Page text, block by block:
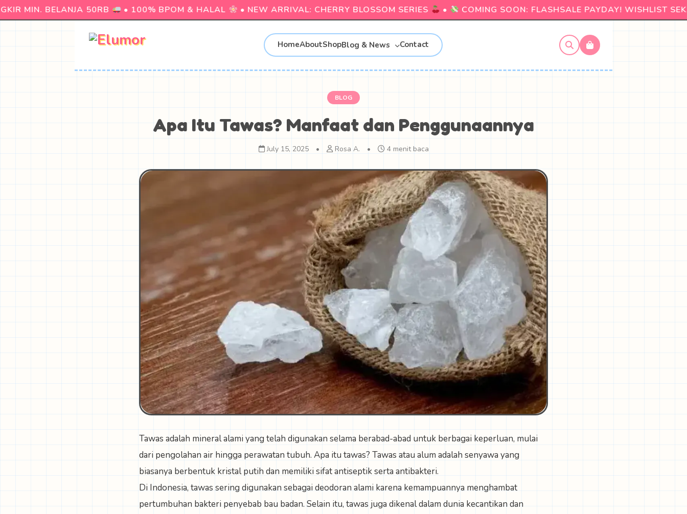
MIN. BELANJA 50RB • 100% BPOM & HALAL • NEW ARRIVAL: CHERRY BLOSSOM SERIES • COMING SOON: FLASHSALE PAYDAY! WISHLIST
HomeAboutShopBlog & News Contact
BLOG
Apa Itu Tawas? Manfaat dan Penggunaannya
July 15, 2025 • Rosa A. • 4 menit baca
Tawas adalah mineral alami yang telah digunakan selama berabad-abad untuk berbagai keperluan, mulai
dari pengolahan air hingga perawatan tubuh. Apa itu tawas? Tawas atau alum adalah senyawa yang
biasanya berbentuk kristal putih dan memiliki sifat antiseptik serta antibakteri.
Di Indonesia, tawas sering digunakan sebagai deodoran alami karena kemampuannya menghambat
pertumbuhan bakteri penyebab bau badan. Selain itu, tawas juga dikenal dalam dunia kecantikan dan